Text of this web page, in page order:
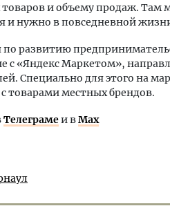
и объему продаж. Там
и нужно в повседневной
по развитию
с «Яндекс Маркетом»,
Специально для этого на
товарами местных брендов.
Телеграмеи вMax